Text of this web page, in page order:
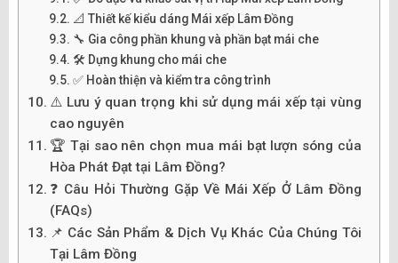
📐 Thiết kế kiểu dáng Mái xếp Lâm Đồng
🔧 Gia công phần khung và phần bạt mái che
🛠 Dựng khung cho mái che
✅ Hoàn thiện và kiểm tra công trình
⚠️ Lưu ý quan trọng khi sử dụng mái xếp tại vùng
cao nguyên
🏆 Tại sao nên chọn mua mái bạt lượn sóng của
Hòa Phát Đạt tại Lâm Đồng?
❓ Câu Hỏi Thường Gặp Về Mái Xếp Ở Lâm Đồng
(FAQs)
📌 Các Sản Phẩm & Dịch Vụ Khác Của Chúng Tôi
Tại Lâm Đồng